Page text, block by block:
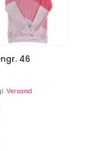
46
Versand